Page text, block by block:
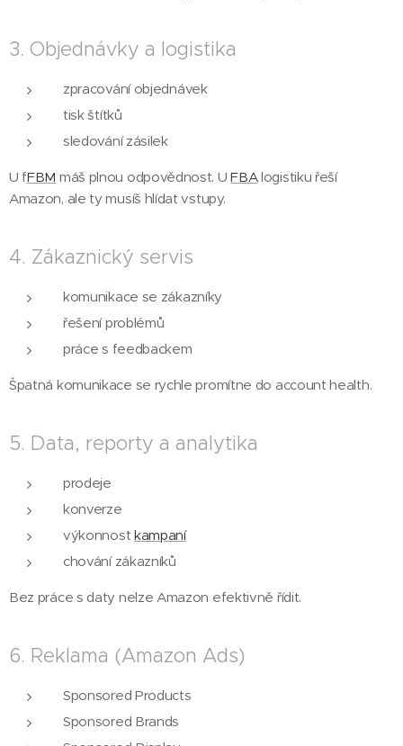
3. Objednávky a logistika
zpracování objednávek
tisk štítků
sledování zásilek
U fFBM máš plnou odpovědnost. UFBAlogistiku řeší
Amazon, ale ty musíš hlídat vstupy.
4. Zákaznický servis
komunikace se zákazníky
řešení problémů
práce s feedbackem
Špatná komunikace se rychle promítne do account health.
5. Data, reporty a analytika
prodeje
konverze
výkonnost kampaní
chování zákazníků
Bez práce s daty nelze Amazon efektivně řídit.
6. Reklama (Amazon Ads)
Sponsored Products
Sponsored Brands